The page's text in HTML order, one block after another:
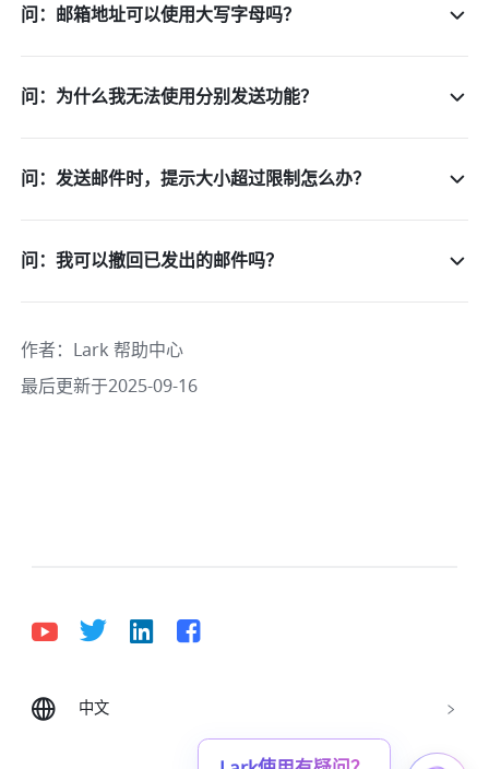
问：邮箱地址可以使用大写字母吗？
问：为什么我无法使用分别发送功能？
问：发送邮件时，提示大小超过限制怎么办？
问：我可以撤回已发出的邮件吗？
作者： Lark 帮助中心
最后更新于2025-09-16
中文
Deutsch English